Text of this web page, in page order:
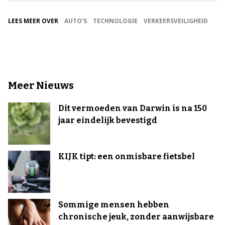
LEES MEER OVER AUTO'S TECHNOLOGIE VERKEERSVEILIGHEID
Meer Nieuws
Dit vermoeden van Darwin is na 150
jaar eindelijk bevestigd
KIJK tipt: een onmisbare fietsbel
Sommige mensen hebben
chronische jeuk, zonder aanwijsbare